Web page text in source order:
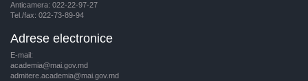
Anticamera: 022-22-97-27
Tel./fax: 022-73-89-94
Adrese electronice
E-mail:
academia@mai.gov.md
admitere.academia@mai.gov.md